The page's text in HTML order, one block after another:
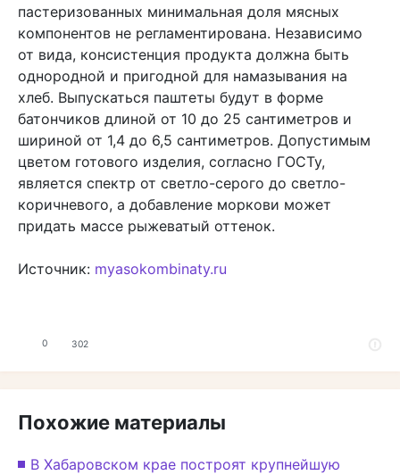
пастеризованных минимальная доля мясных
компонентов не регламентирована. Независимо
от вида, консистенция продукта должна быть
однородной и пригодной для намазывания на
хлеб. Выпускаться паштеты будут в форме
батончиков длиной от 10 до 25 сантиметров и
шириной от 1,4 до 6,5 сантиметров. Допустимым
цветом готового изделия, согласно ГОСТу,
является спектр от светло-серого до светло-
коричневого, а добавление моркови может
придать массе рыжеватый оттенок.
Источник: myasokombinaty.ru
0 302
Похожие материалы
В Хабаровском крае построят крупнейшую